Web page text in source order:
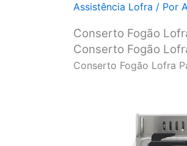
Assistência Lofra / Por
Conserto Fogão
Conserto Fogão
Conserto Fogão Lofra